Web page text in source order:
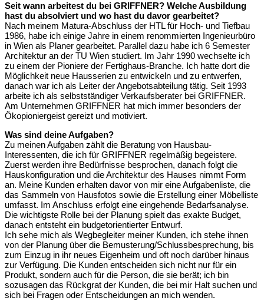
Seit wann arbeitest du bei GRIFFNER? Welche Ausbildung
hast du absolviert und wo hast du davor gearbeitet?
Nach meinem Matura-Abschluss der HTL für Hoch- und Tiefbau
1986, habe ich einige Jahre in einem renommierten Ingenieurbüro
in Wien als Planer gearbeitet. Parallel dazu habe ich 6 Semester
Architektur an der TU Wien studiert. Im Jahr 1990 wechselte ich
zu einem der Pioniere der Fertighaus-Branche. Ich hatte dort die
Möglichkeit neue Hausserien zu entwickeln und zu entwerfen,
danach war ich als Leiter der Angebotsabteilung tätig. Seit 1993
arbeite ich als selbstständiger Verkaufsberater bei GRIFFNER.
Am Unternehmen GRIFFNER hat mich immer besonders der
Ökopioniergeist gereizt und motiviert.
Was sind deine Aufgaben?
Zu meinen Aufgaben zählt die Beratung von Hausbau-
Interessenten, die ich für GRIFFNER regelmäßig begeistere.
Zuerst werden ihre Bedürfnisse besprochen, danach folgt die
Hauskonfiguration und die Architektur des Hauses nimmt Form
an. Meine Kunden erhalten davor von mir eine Aufgabenliste, die
das Sammeln von Hausfotos sowie die Erstellung einer Möbelliste
umfasst. Im Anschluss erfolgt eine eingehende Bedarfsanalyse.
Die wichtigste Rolle bei der Planung spielt das exakte Budget,
danach entsteht ein budgetorientierter Entwurf.
Ich sehe mich als Wegbegleiter meiner Kunden, ich stehe ihnen
von der Planung über die Bemusterung/Schlussbesprechung, bis
zum Einzug in ihr neues Eigenheim und oft noch darüber hinaus
zur Verfügung. Die Kunden entscheiden sich nicht nur für ein
Produkt, sondern auch für die Person, die sie berät; ich bin
sozusagen das Rückgrat der Kunden, die bei mir Halt suchen und
sich bei Fragen oder Entscheidungen an mich wenden.